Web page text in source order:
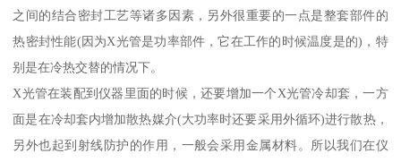
之间的结合密封工艺等诸多因素，另外很重要的一点是整套部件的
热密封性能(因为X光管是功率部件，它在工作的时候温度是的)，特
别是在冷热交替的情况下。
X光管在装配到仪器里面的时候，还要增加一个X光管冷却套，一方
面是在冷却套内增加散热媒介(大功率时还要采用外循环)进行散热，
另外也起到射线防护的作用，一般会采用金属材料。所以我们在仪